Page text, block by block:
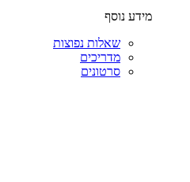
מידע נוסף
שאלות נפוצות
מדריכים
סרטונים